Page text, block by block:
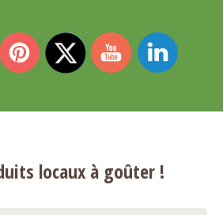
locaux à goûter !